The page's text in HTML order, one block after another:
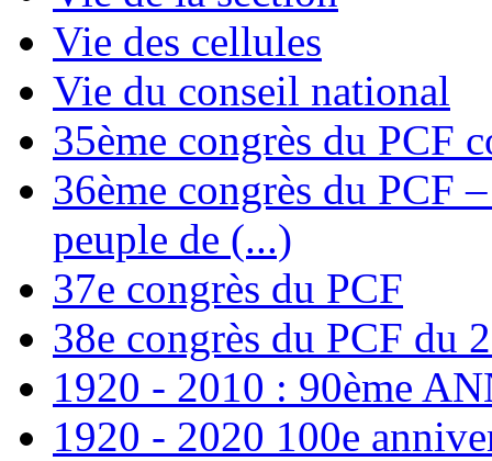
Vie des cellules
Vie du conseil national
35ème congrès du PCF
36ème congrès du PCF
peuple de (...)
37e congrès du PCF
38e congrès du PCF du
1920 - 2010 : 90ème
1920 - 2020 100e